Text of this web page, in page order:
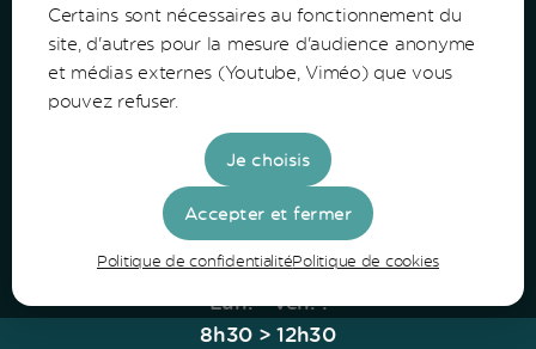
Communauté de Communes du Bazadais
Lieu-Dit Coucut
33430 Bazas
Tel: 05 56 25 28 81
Horaires
Lun. - Ven. :
8h30 > 12h30
Certains sont nécessaires au fonctionnement du
site, d'autres pour la mesure d'audience anonyme
et médias externes (Youtube, Viméo) que vous
pouvez refuser.
Je choisis
Accepter et fermer
Politique de confidentialitéPolitique de cookies